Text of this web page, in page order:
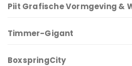
Piit Grafische Vormgeving &
Timmer-Gigant
BoxspringCity